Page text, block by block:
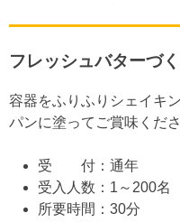
フレッシュバターづ
容器をふりふりシェイキ
パンに塗ってご賞味くださ
受 付：通年
受入人数：1～200名
所要時間：30分